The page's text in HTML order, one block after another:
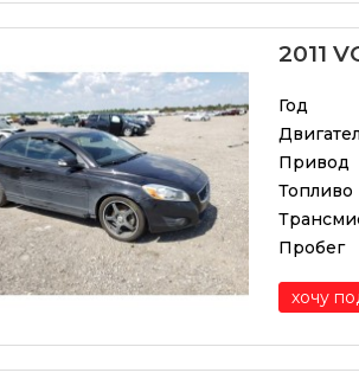
2011
Год
Привод
Топливо
Пробег
хочу